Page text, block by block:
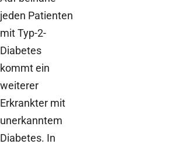
jeden Patienten
mit Typ-2-
Diabetes
kommt ein
weiterer
Erkrankter mit
unerkanntem
Diabetes. In